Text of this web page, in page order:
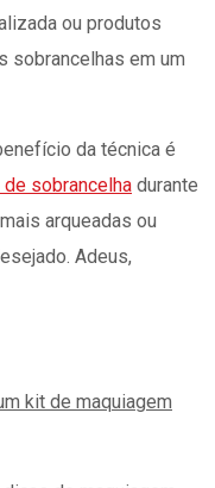
ou produtos
sobrancelhas em um
da técnica é
sobrancelha durante
arqueadas ou
Adeus,
kit de maquiagem